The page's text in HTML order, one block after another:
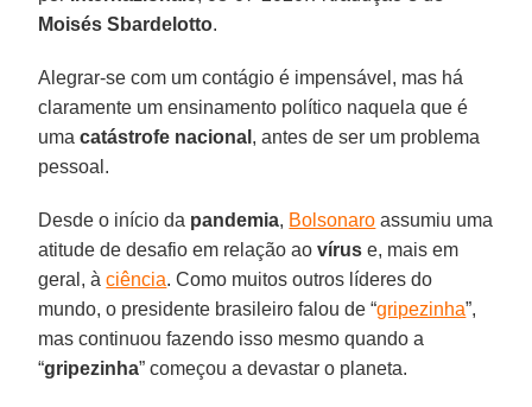
Moisés Sbardelotto.
Alegrar-se com um contágio é impensável, mas há
claramente um ensinamento político naquela que é
umacatástrofe nacional , antes de ser um problema
pessoal.
Desde o início da pandemia, Bolsonaro assumiu uma
atitude de desafio em relação aovírus e, mais em
geral, àciência. Como muitos outros líderes do
mundo, o presidente brasileiro falou de “gripezinha”,
mas continuou fazendo isso mesmo quando a
“gripezinha” começou a devastar o planeta.